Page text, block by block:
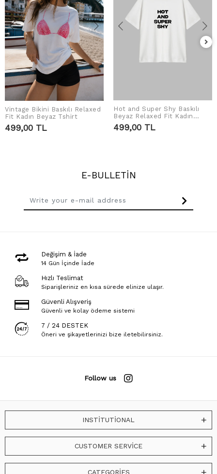
ADD TO CART
Vintage Bikini Baskılı Relaxed
Fit Kadın Beyaz Tshirt
499,00 TL
ADD TO CART
Hot and Super Shy Baskılı
Beyaz Relaxed Fit Kadın
Tshirt
499,00 TL
E-BULLETİN
Değişim & İade
14 Gün İçinde İade
Hızlı Teslimat
Siparişleriniz en kısa sürede elinize ulaşır.
Güvenli Alışveriş
Güvenli ve kolay ödeme sistemi
7 / 24 DESTEK
Öneri ve şikayetlerinizi bize iletebilirsiniz.
Follow us
INSTİTUTİONAL
CUSTOMER SERVİCE
CATEGORİES